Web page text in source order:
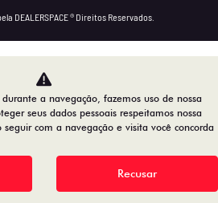
DEALERSPACE ® Direitos Reservados.
a navegação, fazemos uso de nossa
seus dados pessoais respeitamos nossa
seguir com a navegação e visita você concorda
Recusar